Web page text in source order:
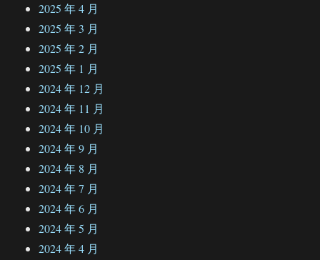
2025 年 4 月
2025 年 3 月
2025 年 2 月
2025 年 1 月
2024 年 12 月
2024 年 11 月
2024 年 10 月
2024 年 9 月
2024 年 8 月
2024 年 7 月
2024 年 6 月
2024 年 5 月
2024 年 4 月